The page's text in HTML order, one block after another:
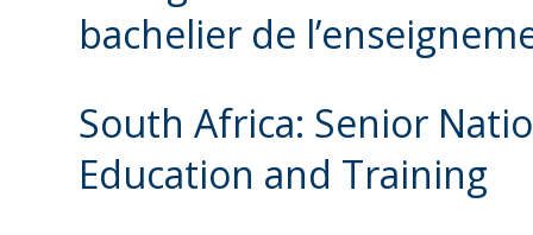
bachelier de
South Africa: Senior
Education and Training